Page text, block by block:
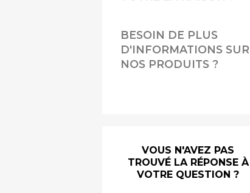
BESOIN DE PLUS
D'INFORMATIONS SUR
NOS PRODUITS ?
VOUS N'AVEZ PAS
TROUVÉ LA RÉPONSE À
VOTRE QUESTION ?